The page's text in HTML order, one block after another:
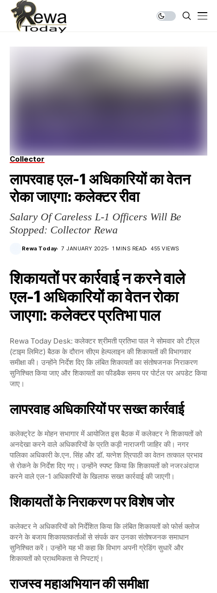
Collector
लापरवाह एल-1 अधिकारियों का वेतन
रोका जाएगा: कलेक्टर रीवा
Salary Of Careless L-1 Officers Will Be
Stopped: Collector Rewa
Rewa Today 7 JANUARY 2025 1 MINS READ 455 VIEWS
शिकायतों पर कार्रवाई न करने वाले
एल-1 अधिकारियों का वेतन रोका
जाएगा: कलेक्टर प्रतिभा पाल
Rewa Today Desk: कलेक्टर श्रीमती प्रतिभा पाल ने सोमवार को टीएल
(टाइम लिमिट) बैठक के दौरान सीएम हेल्पलाइन की शिकायतों की विभागवार
समीक्षा की। उन्होंने निर्देश दिए कि लंबित शिकायतों का संतोषजनक निराकरण
सुनिश्चित किया जाए और शिकायतों का फीडबैक समय पर पोर्टल पर अपडेट किया
जाए।
लापरवाह अधिकारियों पर सख्त कार्रवाई
कलेक्ट्रेट के मोहन सभागार में आयोजित इस बैठक में कलेक्टर ने शिकायतों को
अनदेखा करने वाले अधिकारियों के प्रति कड़ी नाराजगी जाहिर की। नगर
पालिका अधिकारी के.एन. सिंह और डॉ. यत्नेश त्रिपाठी का वेतन तत्काल प्रभाव
से रोकने के निर्देश दिए गए। उन्होंने स्पष्ट किया कि शिकायतों को नजरअंदाज
करने वाले एल-1 अधिकारियों के खिलाफ सख्त कार्रवाई की जाएगी।
शिकायतों के निराकरण पर विशेष जोर
कलेक्टर ने अधिकारियों को निर्देशित किया कि लंबित शिकायतों को फोर्स क्लोज
करने के बजाय शिकायतकर्ताओं से संपर्क कर उनका संतोषजनक समाधान
सुनिश्चित करें। उन्होंने यह भी कहा कि विभाग अपनी ग्रेडिंग सुधारें और
शिकायतों को प्राथमिकता से निपटाएं।
राजस्व महाअभियान की समीक्षा